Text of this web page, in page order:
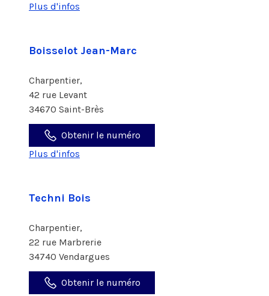
Plus d'infos
Boisselot Jean-Marc
Charpentier,
42 rue Levant
34670 Saint-Brès
Obtenir le numéro
Plus d'infos
Techni Bois
Charpentier,
22 rue Marbrerie
34740 Vendargues
Obtenir le numéro